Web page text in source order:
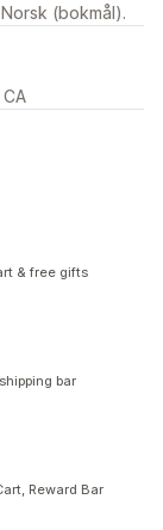
(bokmål).
& free gifts
bar
Reward Bar